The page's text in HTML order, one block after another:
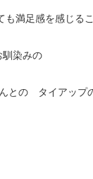
満足感を感じるこ
馴染みの
との タイアップ